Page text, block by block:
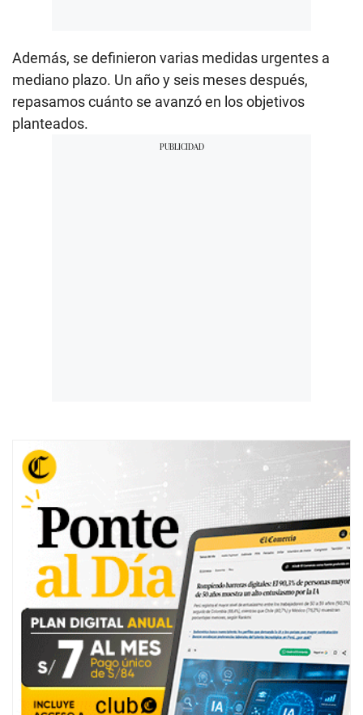
Además, se definieron varias medidas urgentes a
mediano plazo. Un año y seis meses después,
repasamos cuánto se avanzó en los objetivos
planteados.